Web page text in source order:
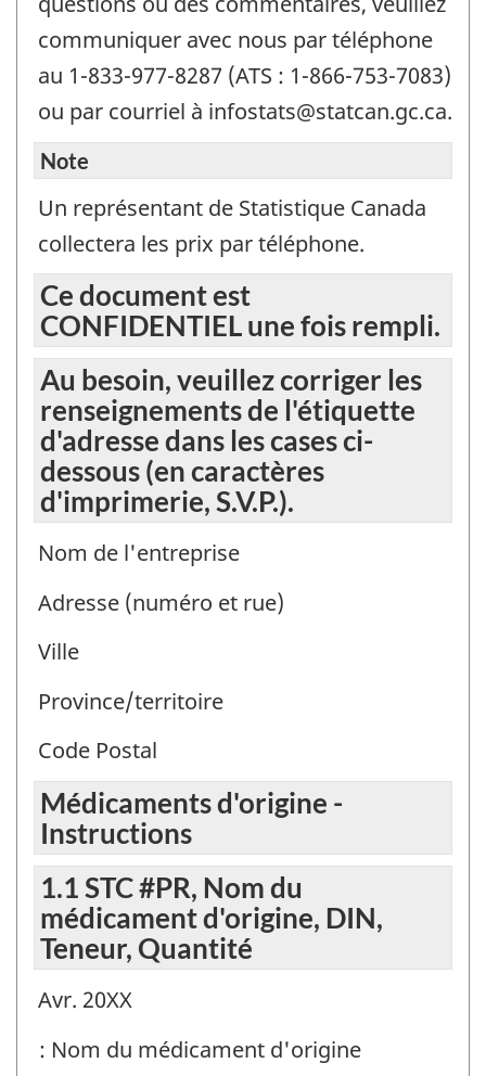
communiquer avec nous par téléphone
au 1-833-977-8287 (ATS : 1-866-753-7083)
ou par courriel à infostats@statcan.gc.ca.
Note
Un représentant de Statistique Canada
collectera les prix par téléphone.
Ce document est
CONFIDENTIEL une fois rempli.
Au besoin, veuillez corriger les
renseignements de l'étiquette
d'adresse dans les cases ci-
dessous (en caractères
d'imprimerie, S.V.P.).
Nom de l'entreprise
Adresse (numéro et rue)
Ville
Province/territoire
Code Postal
Médicaments d'origine -
Instructions
1.1 STC #PR, Nom du
médicament d'origine, DIN,
Teneur, Quantité
Avr. 20XX
: Nom du médicament d'origine